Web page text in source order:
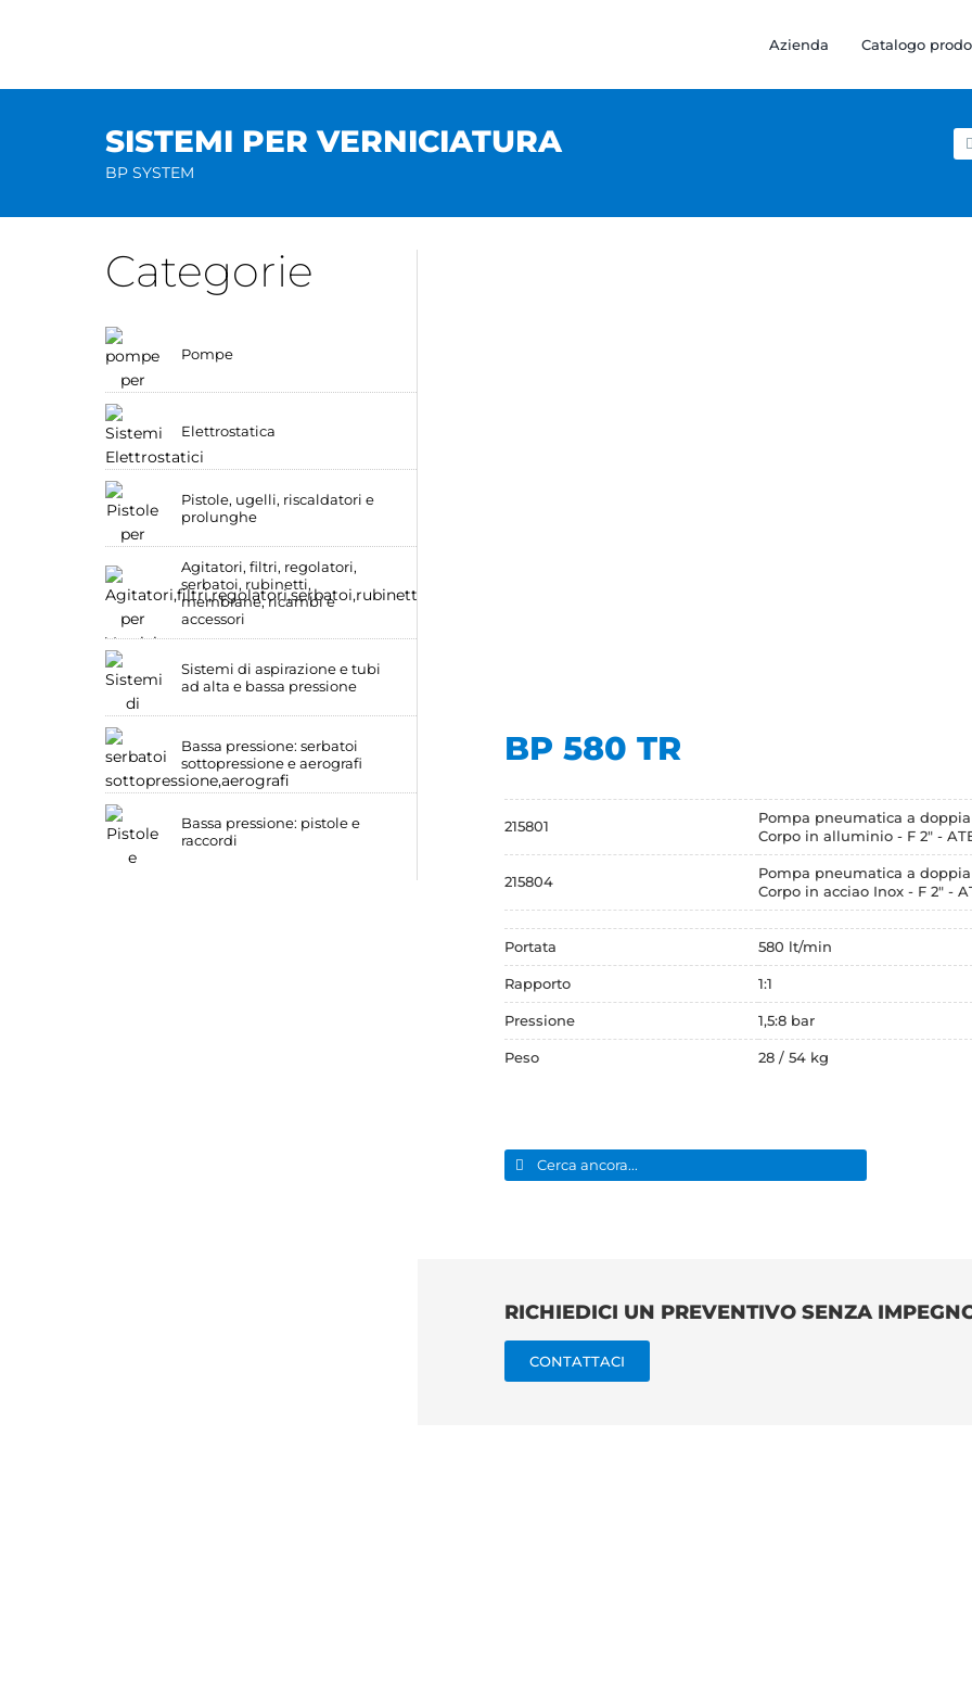
Azienda Catalogo
SISTEMI PER VERNICIATURA
BP SYSTEM
Categorie
Pompe
Elettrostatica
Pistole, ugelli, riscaldatori e
prolunghe
Agitatori, filtri, regolatori,
serbatoi, rubinetti,
membrane, ricambi e
accessori
Sistemi di aspirazione e tubi
ad alta e bassa pressione
Bassa pressione: serbatoi
sottopressione e aerografi
Bassa pressione: pistole e
raccordi
BP 580 TR
215801
Pompa pneumatica a
Corpo in alluminio - F 2" -
215804
Pompa pneumatica a
Corpo in acciao Inox - F 2" -
Portata 580 lt/min
Rapporto 1:1
Pressione 1,5:8 bar
Peso 28 / 54 kg
Cerca
per:
RICHIEDICI UN PREVENTIVO SENZA
CONTATTACI